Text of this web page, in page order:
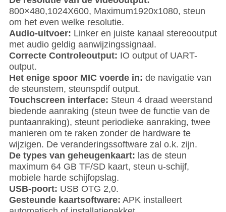
800×480,1024X600, Maximum1920x1080, steun
om het even welke resolutie.
Audio-uitvoer: Linker en juiste kanaal stereooutput
met audio geldig aanwijzingssignaal.
Correcte Controleoutput: IO output of UART-
output.
Het enige spoor MIC voerde in: de navigatie van
de steunstem, steunspdif output.
Touchscreen interface: Steun 4 draad weerstand
biedende aanraking (steun twee de functie van de
puntaanraking), steunt periodieke aanraking, twee
manieren om te raken zonder de hardware te
wijzigen. De veranderingssoftware zal o.k. zijn.
De types van geheugenkaart: las de steun
maximum 64 GB TF/SD kaart, steun u-schijf,
mobiele harde schijfopslag.
USB-poort: USB OTG 2,0.
Gesteunde kaartsoftware: APK installeert